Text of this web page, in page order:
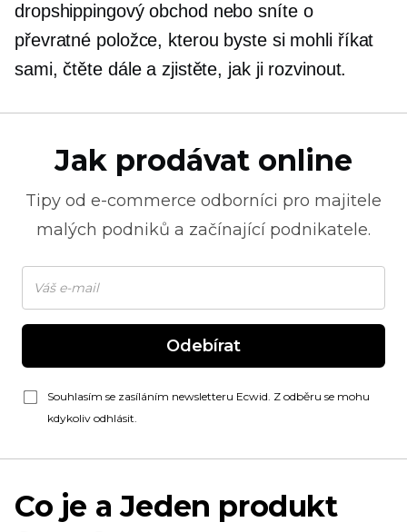
dropshippingový obchod nebo sníte o
převratné položce, kterou byste si mohli říkat
sami, čtěte dále a zjistěte, jak ji rozvinout.
Jak prodávat online
Tipy od e-commerce odborníci pro majitele
malých podniků a začínající podnikatele.
Odebírat
Souhlasím se zasíláním newsletteru Ecwid. Z odběru se mohu
kdykoliv odhlásit.
Co je aJeden produkt